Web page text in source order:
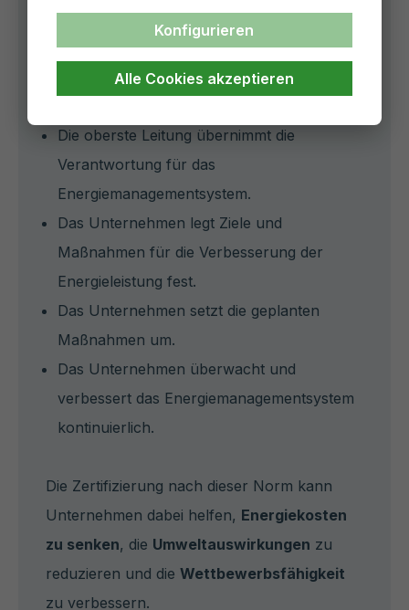
Die Norm umfasst u.a. die folgenden
Grundsätze:
Die oberste Leitung übernimmt die
Verantwortung für das
Energiemanagementsystem.
Das Unternehmen legt Ziele und
Maßnahmen für die Verbesserung der
Energieleistung fest.
Das Unternehmen setzt die geplanten
Maßnahmen um.
Das Unternehmen überwacht und
verbessert das Energiemanagementsystem
kontinuierlich.
Die Zertifizierung nach dieser Norm kann
Unternehmen dabei helfen, Energiekosten
zu senken, die Umweltauswirkungen zu
reduzieren und die Wettbewerbsfähigkeit
zu verbessern.
Konfigurieren
Alle Cookies akzeptieren